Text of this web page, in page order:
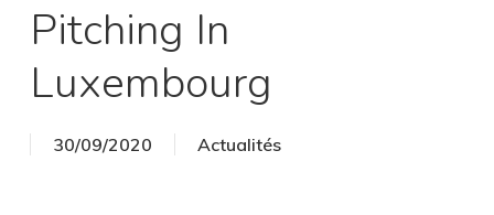
Pitching In
Luxembourg
30/09/2020 Actualités